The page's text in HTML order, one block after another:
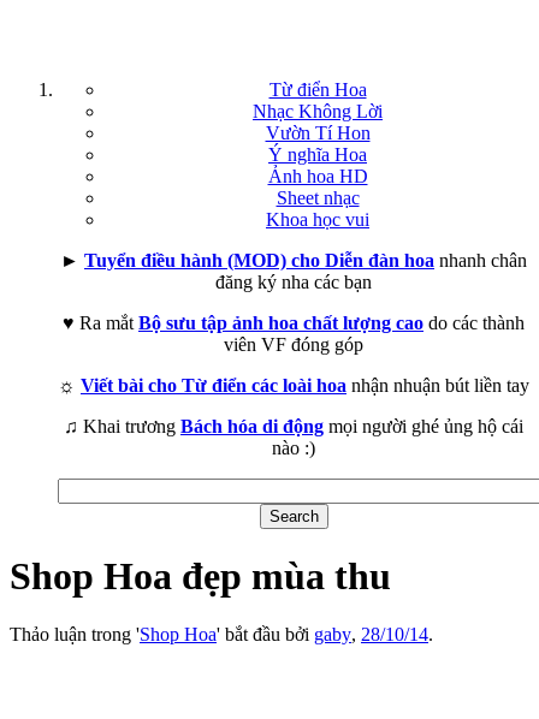
Từ điển Hoa
Nhạc Không Lời
Vườn Tí Hon
Ý nghĩa Hoa
Ảnh hoa HD
Sheet nhạc
Khoa học vui
► Tuyển điều hành (MOD) cho Diễn đàn hoa nhanh chân
đăng ký nha các bạn
♥ Ra mắt Bộ sưu tập ảnh hoa chất lượng cao do các thành
viên VF đóng góp
☼ Viết bài cho Từ điển các loài hoa nhận nhuận bút liền tay
♫ Khai trương Bách hóa di động mọi người ghé ủng hộ cái
nào :)
Shop Hoa đẹp mùa thu
Thảo luận trong 'Shop Hoa' bắt đầu bởi gaby, 28/10/14.